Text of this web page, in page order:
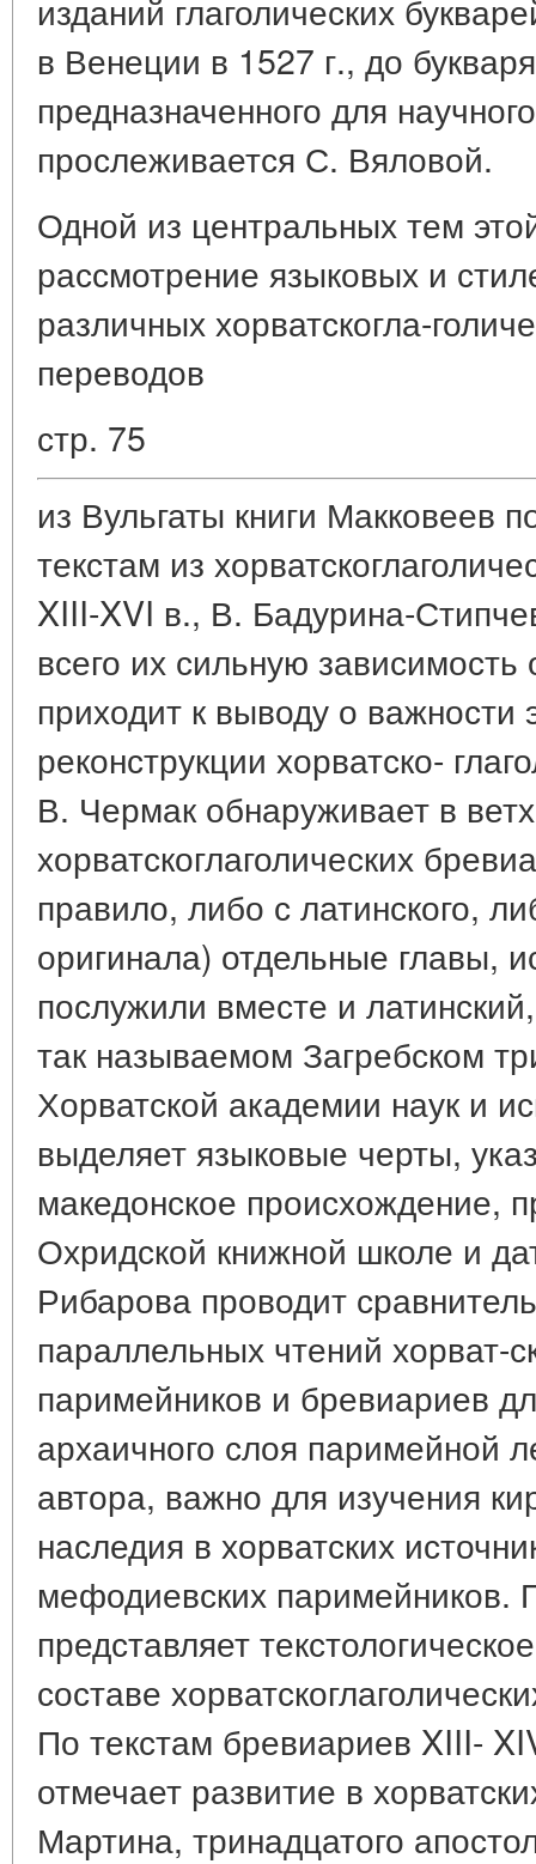
изданий глаголических
в Венеции в 1527 г., до
предназначенного для
прослеживается С. Вяловой.
Одной из центральных тем
рассмотрение языковых и
различных хорватскогла-
переводов
стр. 75
из Вульгаты книги Макковеев
текстам из
XIII-XVI в., В. Бадурина-
всего их сильную зависимость
приходит к выводу о важности
реконструкции хорватско-
В. Чермак обнаруживает в
хорватскоглаголических
правило, либо с латинского,
оригинала) отдельные главы,
послужили вместе и
так называемом Загребском
Хорватской академии наук и
выделяет языковые черты,
македонское происхождение,
Охридской книжной школе и
Рибарова проводит
параллельных чтений хорват-
паримейников и бревиариев
архаичного слоя паримейной
автора, важно для изучения
наследия в хорватских
мефодиевских паримейников.
представляет
составе
По текстам бревиариев XIII-
отмечает развитие в
Мартина, тринадцатого